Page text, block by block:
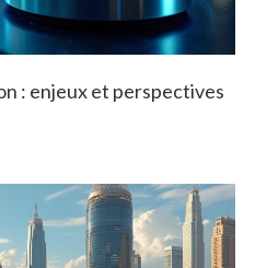
: enjeux et perspectives